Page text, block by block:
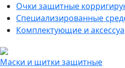
Очки защитные
Специализированные
Комплектующие и
Маски и щитки защитные